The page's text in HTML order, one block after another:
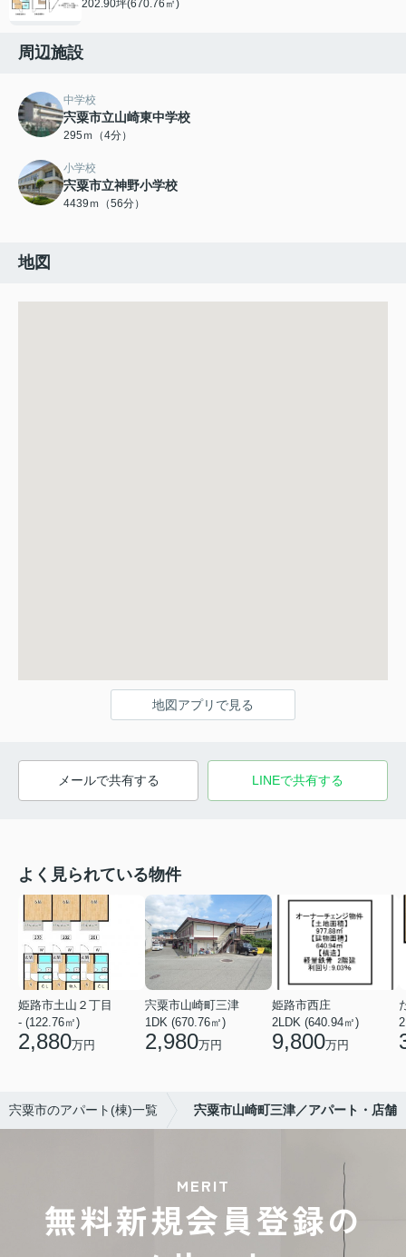
202.90坪(670.76㎡)
周辺施設
中学校
宍粟市立山崎東中学校
295ｍ（4分）
小学校
宍粟市立神野小学校
4439ｍ（56分）
地図
地図アプリで見る
メールで共有する LINEで共有する
よく見られている物件
姫路市土山２丁目
- (122.76㎡)
2,880万円
宍粟市山崎町三津
1DK (670.76㎡)
2,980万円
姫路市西庄
2LDK (640.94㎡)
9,800万円
宍粟市のアパート(棟)一覧 宍粟市山崎町三津／アパート・店舗
MERIT
無料新規会員登録の